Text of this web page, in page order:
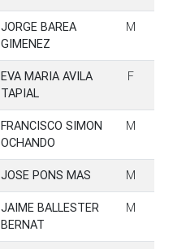
JORGE BAREA
GIMENEZ
M
EVA MARIA AVILA
TAPIAL
F
FRANCISCO SIMON
OCHANDO
M
JOSE PONS MAS M
JAIME BALLESTER
BERNAT
M